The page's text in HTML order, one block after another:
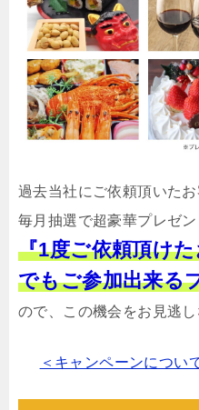
過去当社にご依頼頂いた
毎月抽選で超豪華プレゼ
『1度ご依頼頂け
でもご参加出来る
ので、この機会をお見逃し
＜キャンペーンについ